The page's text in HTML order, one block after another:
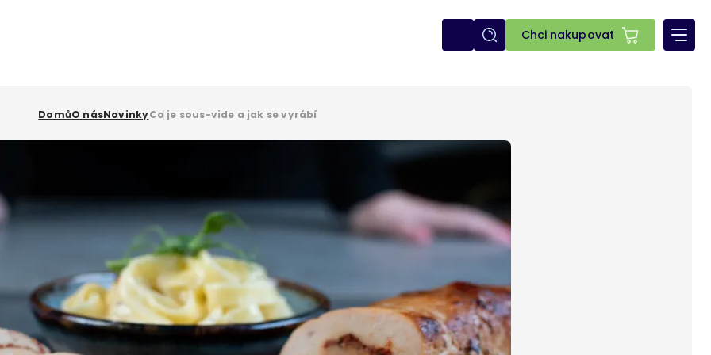
E-
Chci nakupovat
DomůO násNovinkyCo je sous-vide a jak se vyrábí